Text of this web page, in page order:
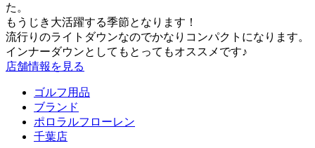
た。
もうじき大活躍する季節となります！
流行りのライトダウンなのでかなりコンパクトになります。
インナーダウンとしてもとってもオススメです♪
店舗情報を見る
ゴルフ用品
ブランド
ポロラルフローレン
千葉店